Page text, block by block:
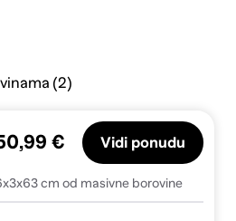
(2)
cm od masivne borovine
€ Vidi ponudu